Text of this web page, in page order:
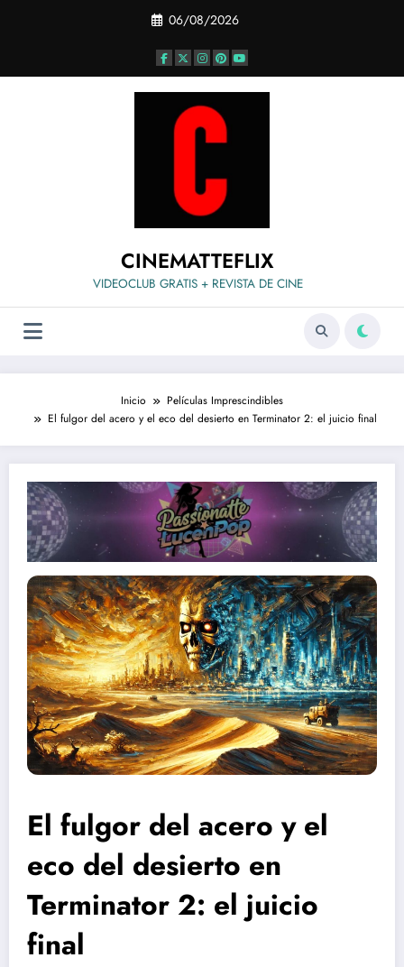
06/08/2026
CINEMATTEFLIX
VIDEOCLUB GRATIS + REVISTA DE CINE
Inicio
Películas Imprescindibles
El fulgor del acero y el eco del desierto en Terminator 2: el juicio final
El fulgor del acero y el
eco del desierto en
Terminator 2: el juicio
final